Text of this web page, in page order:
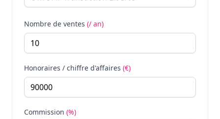
Nombre de ventes (/ an)
Honoraires / chiffre d'affaires (€)
Commission (%)